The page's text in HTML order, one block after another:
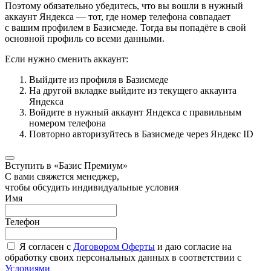
Поэтому обязательно убедитесь, что вы вошли в нужный
аккаунт Яндекса — тот, где номер телефона совпадает
с вашим профилем в Базисмеде. Тогда вы попадёте в свой
основной профиль со всеми данными.
Если нужно сменить аккаунт:
Выйдите из профиля в Базисмеде
На другой вкладке выйдите из текущего аккаунта
Яндекса
Войдите в нужный аккаунт Яндекса с правильным
номером телефона
Повторно авторизуйтесь в Базисмеде через Яндекс ID
Вступить в «Базис Премиум»
С вами свяжется менеджер,
чтобы обсудить индивидуальные условия
Имя
Телефон
Я согласен с Договором Оферты и даю согласие на
обработку своих персональных данных в соответствии с
Условиями